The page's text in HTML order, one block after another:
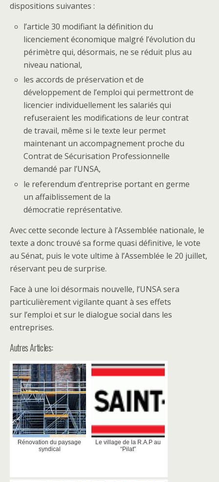
dispositions suivantes :
l’article 30 modifiant la définition du
licenciement économique malgré l’évolution du
périmètre qui, désormais, ne se réduit plus au
niveau national,
les accords de préservation et de
développement de l’emploi qui permettront de
licencier individuellement les salariés qui
refuseraient les modifications de leur contrat
de travail, même si le texte leur permet
maintenant un accompagnement proche du
Contrat de Sécurisation Professionnelle
demandé par l’UNSA,
le referendum d’entreprise portant en germe
un affaiblissement de la
démocratie représentative.
Avec cette seconde lecture à l’Assemblée nationale, le
texte a donc trouvé sa forme quasi définitive, le vote
au Sénat, puis le vote ultime à l’Assemblée le 20 juillet,
réservant peu de surprise.
Face à une loi désormais nouvelle, l’UNSA sera
particulièrement vigilante quant à ses effets
sur l’emploi et sur le dialogue social dans les
entreprises.
Autres Articles:
Rénovation du paysage
syndical
Le village de la R.A.P au
“Pilat”